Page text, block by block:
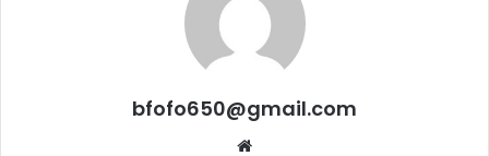
bfofo650@gmail.com
Website